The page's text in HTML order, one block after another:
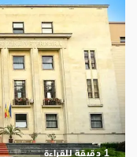
‫1 دقيقة للقراءة